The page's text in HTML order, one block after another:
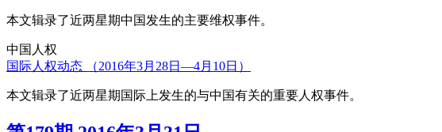
本文辑录了近两星期中国发生的主要维权事件。
中国人权
国际人权动态 （2016年3月28日—4月10日）
本文辑录了近两星期国际上发生的与中国有关的重要人权事件。